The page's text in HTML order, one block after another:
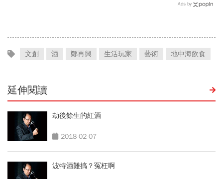
Ads by
文創 酒 鄭再興 生活玩家 藝術 地中海飲食
延伸閱讀
劫後餘生的紅酒
2018-02-07
波特酒難搞？冤枉啊